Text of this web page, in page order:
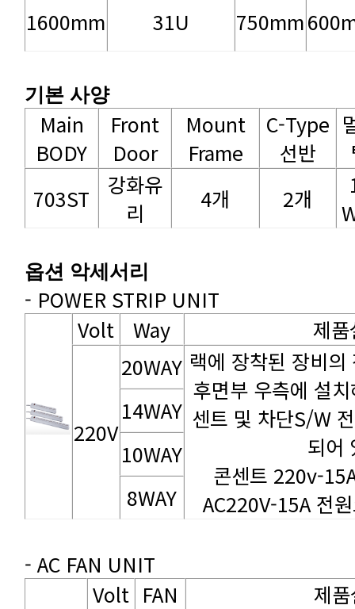
1600mm 31U 750mm
기본 사양
BODY Door Frame 선반
703ST
리 4개 2개
옵션 악세서리
- POWER STRIP UNIT
Volt
Way 제
220V
20WAY
되어
콘센트 220v-
AC220V-15A 전
14WAY
10WAY
8WAY
- AC FAN UNIT
Volt FAN 제